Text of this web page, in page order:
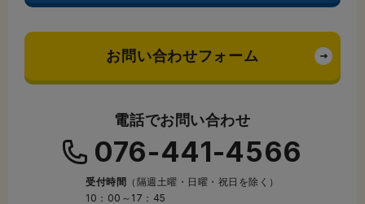
お問い合わせフォーム
電話でお問い合わせ
076-441-4566
受付時間
（隔週土曜・日曜・祝日を除く）
10：00～17：45